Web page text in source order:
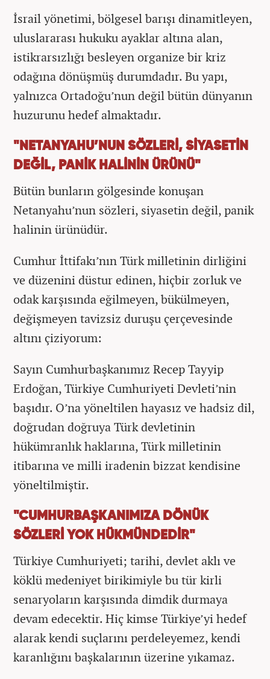
İsrail yönetimi, bölgesel barışı dinamitleyen,
uluslararası hukuku ayaklar altına alan,
istikrarsızlığı besleyen organize bir kriz
odağına dönüşmüş durumdadır. Bu yapı,
yalnızca Ortadoğu’nun değil bütün dünyanın
huzurunu hedef almaktadır.
"NETANYAHU’NUN SÖZLERİ, SİYASETİN
DEĞİL, PANİK HALİNİN ÜRÜNÜ"
Bütün bunların gölgesinde konuşan
Netanyahu’nun sözleri, siyasetin değil, panik
halinin ürünüdür.
Cumhur İttifakı’nın Türk milletinin dirliğini
ve düzenini düstur edinen, hiçbir zorluk ve
odak karşısında eğilmeyen, bükülmeyen,
değişmeyen tavizsiz duruşu çerçevesinde
altını çiziyorum:
Sayın Cumhurbaşkanımız Recep Tayyip
Erdoğan, Türkiye Cumhuriyeti Devleti’nin
başıdır. O’na yöneltilen hayasız ve hadsiz dil,
doğrudan doğruya Türk devletinin
hükümranlık haklarına, Türk milletinin
itibarına ve milli iradenin bizzat kendisine
yöneltilmiştir.
"CUMHURBAŞKANIMIZA DÖNÜK
SÖZLERİ YOK HÜKMÜNDEDİR"
Türkiye Cumhuriyeti; tarihi, devlet aklı ve
köklü medeniyet birikimiyle bu tür kirli
senaryoların karşısında dimdik durmaya
devam edecektir. Hiç kimse Türkiye’yi hedef
alarak kendi suçlarını perdeleyemez, kendi
karanlığını başkalarının üzerine yıkamaz.